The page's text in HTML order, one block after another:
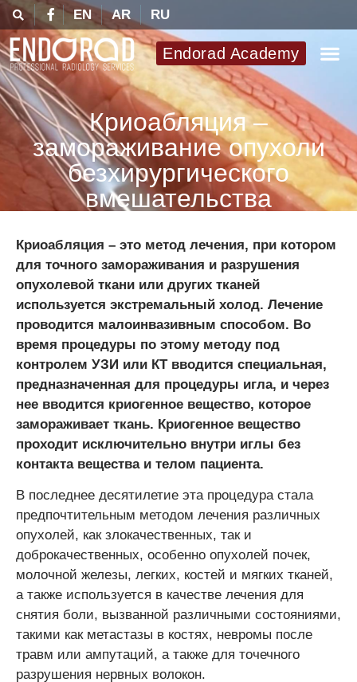
RU
AR
EN
Endorad Academy
Криоабляция –
замораживание опухоли
безхирургического
вмешательства
Криоабляция – это метод лечения, при котором
для точного замораживания и разрушения
опухолевой ткани или других тканей
используется экстремальный холод. Лечение
проводится малоинвазивным способом. Во
время процедуры по этому методу под
контролем УЗИ или КТ вводится специальная,
предназначенная для процедуры игла, и через
нее вводится криогенное вещество, которое
замораживает ткань. Криогенное вещество
проходит исключительно внутри иглы без
контакта вещества и телом пациента.
В последнее десятилетие эта процедура стала
предпочтительным методом лечения различных
опухолей, как злокачественных, так и
доброкачественных, особенно опухолей почек,
молочной железы, легких, костей и мягких тканей,
а также используется в качестве лечения для
снятия боли, вызванной различными состояниями,
такими как метастазы в костях, невромы после
травм или ампутаций, а также для точечного
разрушения нервных волокон.